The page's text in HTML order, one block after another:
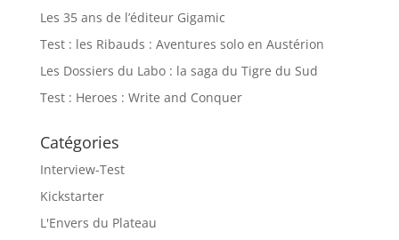
Les 35 ans de l’éditeur Gigamic
Test : les Ribauds : Aventures solo en Austérion
Les Dossiers du Labo : la saga du Tigre du Sud
Test : Heroes : Write and Conquer
Catégories
Interview-Test
Kickstarter
L'Envers du Plateau